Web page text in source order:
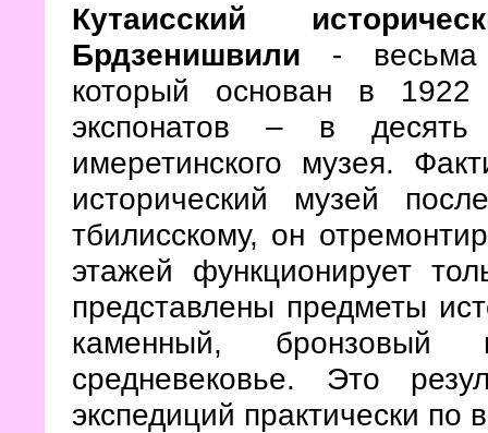
Кутаисский
Брдзенишвили - весьма
который основан в
экспонатов – в
имеретинского музея.
исторический музей
тбилисскому, он
этажей функционирует
представлены предметы
каменный,
средневековье. Это
экспедиций практически по